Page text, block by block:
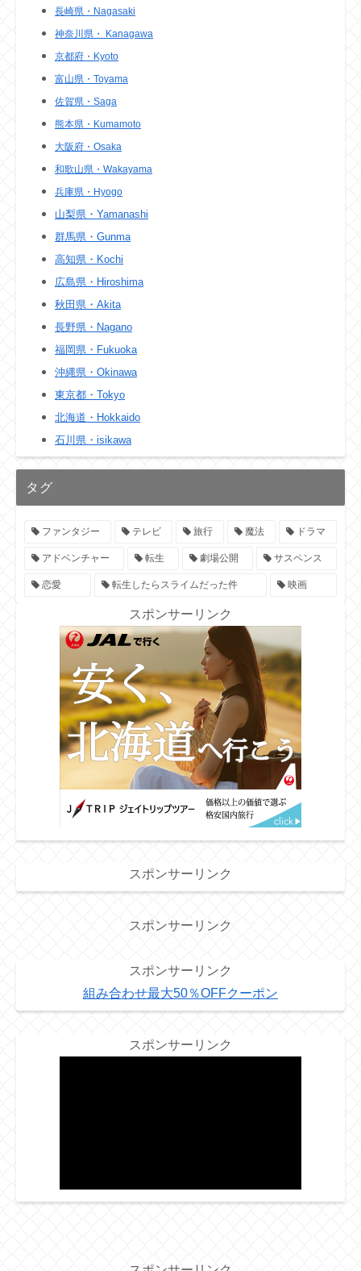
長崎県・Nagasaki
神奈川県・ Kanagawa
京都府・Kyoto
富山県・Toyama
佐賀県・Saga
熊本県・Kumamoto
大阪府・Osaka
和歌山県・Wakayama
兵庫県・Hyogo
山梨県・Yamanashi
群馬県・Gunma
高知県・Kochi
広島県・Hiroshima
秋田県・Akita
長野県・Nagano
福岡県・Fukuoka
沖縄県・Okinawa
東京都・Tokyo
北海道・Hokkaido
石川県・isikawa
タグ
ファンタジー テレビ 旅行 魔法 ドラマ
アドベンチャー 転生 劇場公開 サスペンス
恋愛 転生したらスライムだった件 映画
スポンサーリンク
スポンサーリンク
スポンサーリンク
スポンサーリンク
組み合わせ最大50％OFFクーポン
スポンサーリンク